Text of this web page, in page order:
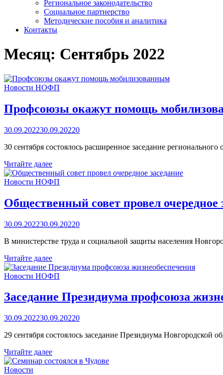
Региональное законодательство
Социальное партнерство
Методические пособия и аналитика
Контакты
Месяц: Сентябрь 2022
Новости НОФП
Профсоюзы окажут помощь
30.09.202230.09.20220
30 сентября состоялось расширенное заседание
Профсоюзы
окажут
помощь
Читайте далее
Новости НОФП
Общественный совет провел очередное
30.09.202230.09.20220
В министерстве труда и социальной защиты населения
Общественный
совет
провел
заседание
Читайте далее
Новости НОФП
Заседание Президиума профсоюза
30.09.202230.09.20220
29 сентября состоялось заседание Президиума
Заседание
Президиума
профсоюза
Читайте далее
Новости